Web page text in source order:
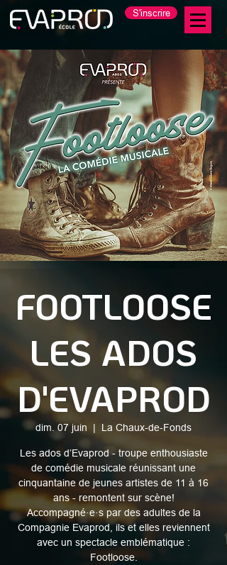
S'inscrire
FOOTLOOSE
LES ADOS
D'EVAPROD
dim. 07 juin
  |
La Chaux-de-Fonds
Les ados d’Evaprod - troupe enthousiaste
de comédie musicale réunissant une
cinquantaine de jeunes artistes de 11 à 16
ans - remontent sur scène!
Accompagné·e·s par des adultes de la
Compagnie Evaprod, ils et elles reviennent
avec un spectacle emblématique :
Footloose.